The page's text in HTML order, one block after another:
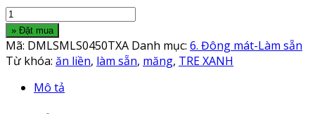
Măng
Lá
thái
sợi
TRE
» Đặt mua
Mã: DMLSMLS0450TXA Danh mục: 6. Đông mát-Làm sẵn
Từ khóa: ăn liền, làm sẵn, măng, TRE XANH
Mô tả